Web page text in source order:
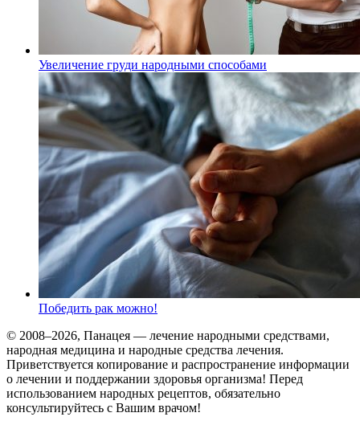
Увеличение груди народными способами
Победить рак можно!
© 2008–2026, Панацея — лечение народными средствами,
народная медицина и народные средства лечения.
Приветствуется копирование и распространение информации
о лечении и поддержании здоровья организма! Перед
использованием народных рецептов, обязательно
консультируйтесь с Вашим врачом!